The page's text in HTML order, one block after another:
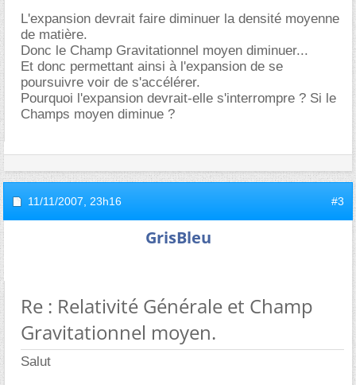
L'expansion devrait faire diminuer la densité moyenne
de matière.
Donc le Champ Gravitationnel moyen diminuer...
Et donc permettant ainsi à l'expansion de se
poursuivre voir de s'accélérer.
Pourquoi l'expansion devrait-elle s'interrompre ? Si le
Champs moyen diminue ?
11/11/2007, 23h16 #3
GrisBleu
Re : Relativité Générale et Champ
Gravitationnel moyen.
Salut